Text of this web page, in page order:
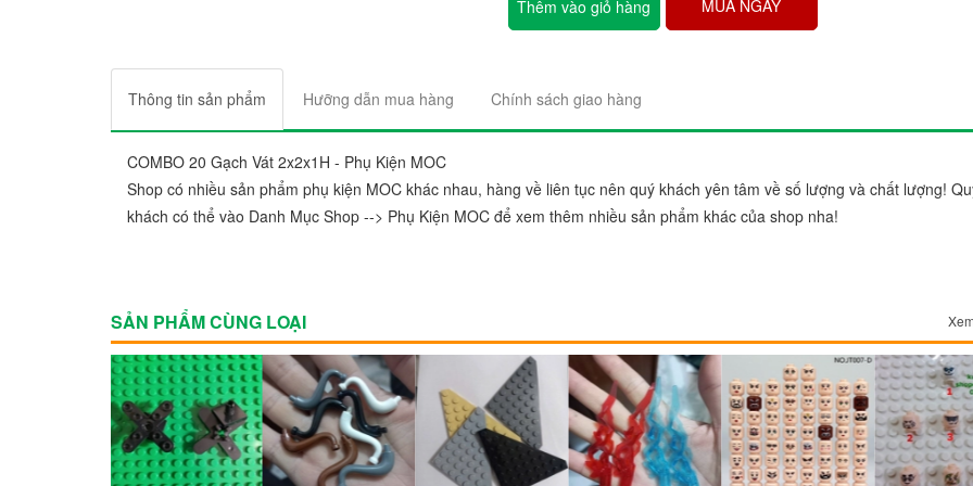
Thêm vào giỏ hàng MUA NGAY
Thông tin sản phẩm Hưỡng dẫn mua hàng Chính sách giao hàng
COMBO 20 Gạch Vát 2x2x1H - Phụ Kiện MOC
Shop có nhiều sản phẩm phụ kiện MOC khác nhau, hàng về liên tục nên quý khách yên tâm về số lượng và chất lượng!
khách có thể vào Danh Mục Shop --> Phụ Kiện MOC để xem thêm nhiều sản phẩm khác của shop nha!
SẢN PHẨM CÙNG LOẠI
"Sản phẩm thì trên cả tuyệt
đẹp. Ráp lên cái nào thích
gói sản phẩm rất đẹp và